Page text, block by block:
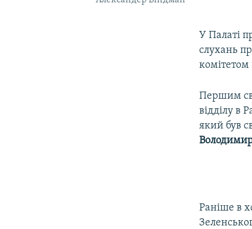
У Палаті
слухань
комітетом
Першим
відділу в
який був
Раніше в